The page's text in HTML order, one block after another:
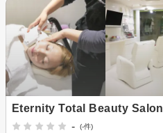
Eternity Total Beauty Salon
-
(-件)